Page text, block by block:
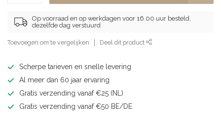
Op voorraad en op werkdagen voor 16.00 uur besteld,
dezelfde dag verstuurd
Toevoegen om te vergelijken Deel dit product
Scherpe tarieven en snelle levering
Al meer dan 60 jaar ervaring
Gratis verzending vanaf €25 (NL)
Gratis verzending vanaf €50 BE/DE